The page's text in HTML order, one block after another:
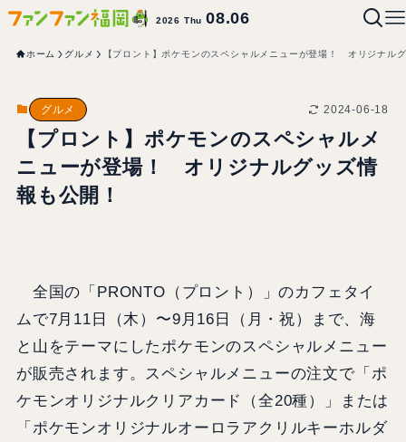
2026 Thu08.06
ホーム グルメ 【プロント】ポケモンのスペシャルメニューが登場！ オリジナル
グルメ 2024-06-18
【プロント】ポケモンのスペシャルメ
ニューが登場！ オリジナルグッズ情
報も公開！
全国の「PRONTO（プロント）」のカフェタイ
ムで7月11日（木）〜9月16日（月・祝）まで、海
と山をテーマにしたポケモンのスペシャルメニュー
が販売されます。スペシャルメニューの注文で「ポ
ケモンオリジナルクリアカード（全20種）」または
「ポケモンオリジナルオーロラアクリルキーホルダ